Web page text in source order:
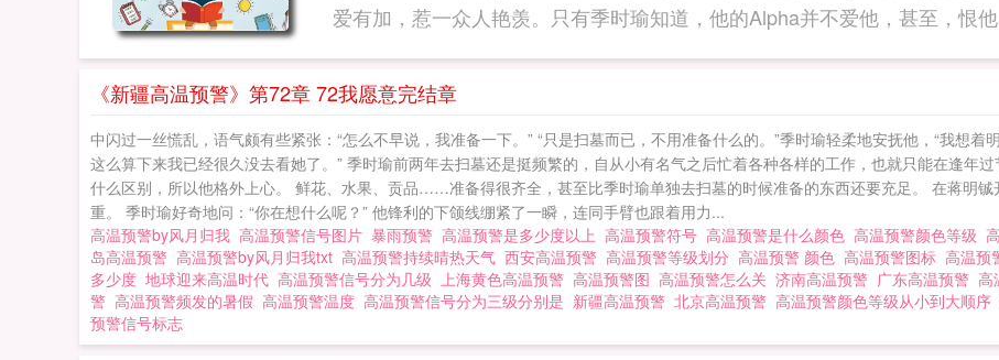
爱有加，惹一众人艳羡。只有季时瑜知道，他的Alpha并不爱他，甚至，恨
甘情愿。”-蒋明铖无法理解季时瑜的深情，也无法理解凭什么蒋锦乘死了这么
他无法接受自己的男朋友心里还有别的男人，哪怕是个死人。他冷漠地看着
对视，语气却十分狎昵：“你喊的，究竟是阿铖还是……阿乘？”“花快枯萎了
点爱。”【高亮】*不长嘴不会说话，但他们超爱*双向箭头，身心只有彼此，
有属性的读者阅读 高温预警
《新疆高温预警》第72章 72我愿意完结章
中闪过一丝慌乱，语气颇有些紧张：“怎么不早说，我准备一下。” “只是扫墓而已，不用准备什么的。”季时瑜轻柔地安抚他，“我想
这么算下来我已经很久没去看她了。” 季时瑜前两年去扫墓还是挺频繁的，自从小有名气之后忙着各种各样的工作，也就只能在逢年
什么区别，所以他格外上心。 鲜花、水果、贡品……准备得很齐全，甚至比季时瑜单独去扫墓的时候准备的东西还要充足。 在蒋明
重。 季时瑜好奇地问：“你在想什么呢？” 他锋利的下颌线绷紧了一瞬，连同手臂也跟着用力...
高温预警by风月归我 高温预警信号图片 暴雨预警 高温预警是多少度以上 高温预警符号 高温预警是什么颜色 高温预警颜色等级
岛高温预警 高温预警by风月归我txt 高温预警持续晴热天气 西安高温预警 高温预警等级划分 高温预警 颜色 高温预警图标 高温预
多少度 地球迎来高温时代 高温预警信号分为几级 上海黄色高温预警 高温预警图 高温预警怎么关 济南高温预警 广东高温预警 高
警 高温预警频发的暑假 高温预警温度 高温预警信号分为三级分别是 新疆高温预警 北京高温预警 高温预警颜色等级从小到大顺序
预警信号标志